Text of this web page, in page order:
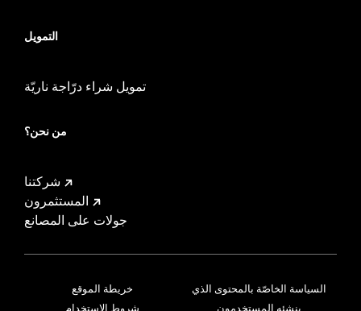
التمويل
تمويل شراء درّاجة ناريّة
من نحن؟
شركتنا
المستثمرون
جولات على المصانع
خريطة الموقع
شروط الاستخدام
السياسة الخاصّة بالمحتوى الذي
ينشئه المستخدمون